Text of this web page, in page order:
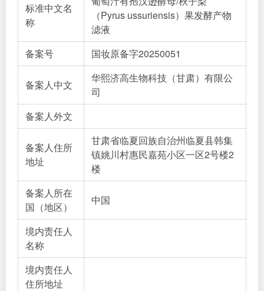
标准中文名
称
（Pyrus ussuriensis）果发酵产物
滤液
备案号
国妆原备字20250051
备案人中文
华熙济高生物科技（甘肃）有限公
司
备案人外文
备案人住所
地址
甘肃省临夏回族自治州临夏县韩集
镇姚川村惠民嘉苑小区一区2号楼2
楼
备案人所在
国（地区）
中国
境内责任人
名称
境内责任人
住所地址